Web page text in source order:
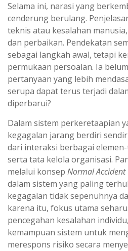
Selama ini, narasi yang
cenderung berulang.
teknis atau kesalahan
dan perbaikan. Pendekatan
sebagai langkah awal, tetapi
permukaan persoalan. Ia
pertanyaan yang lebih
serupa dapat terus terjadi
diperbarui?
Dalam sistem perkeretaapian
kegagalan jarang berdiri
dari interaksi berbagai
serta tata kelola organisasi.
melalui konsep Normal Accident
dalam sistem yang paling
kegagalan tidak sepenuhnya
karena itu, fokus utama
pencegahan kesalahan
kemampuan sistem untuk
merespons risiko secara